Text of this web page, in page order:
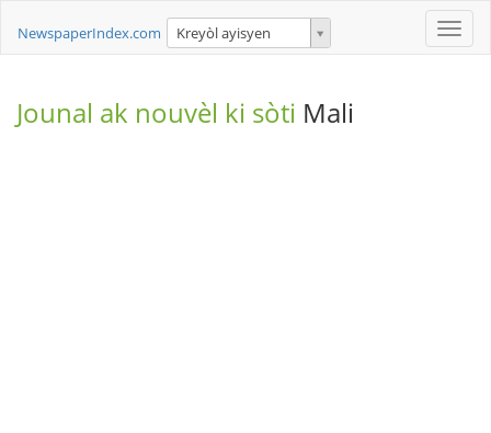
Toggle
NewspaperIndex.com Kreyòl ayisyen
Jounal ak nouvèl ki sòti Mali